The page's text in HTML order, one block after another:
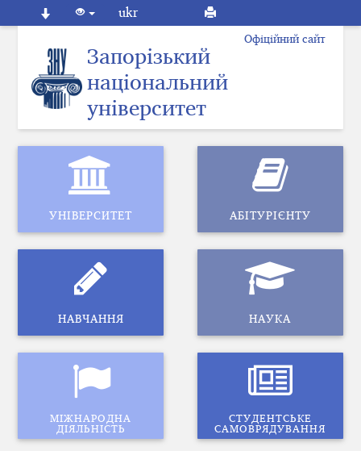
ukr
Офіційний сайт
Запорізький
національний
університет
УНІВЕРСИТЕТ АБІТУРІЄНТУ
НАВЧАННЯ НАУКА
МІЖНАРОДНА
ДІЯЛЬНІСТЬ
СТУДЕНТСЬКЕ
САМОВРЯДУВАННЯ